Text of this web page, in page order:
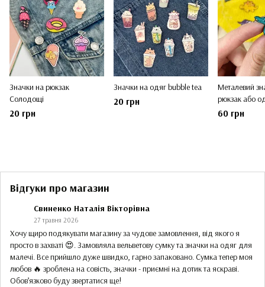
Значки на рюкзак
Солодощі
20 грн
Значки на одяг bubble tea
20 грн
Металевий
рюкзак або
60 грн
Відгуки про магазин
Свиненко Наталія Вікторівна
27 травня 2026
Хочу щиро подякувати магазину за чудове замовлення, від якого я
просто в захваті 😍. Замовляла вельветову сумку та значки на одяг для
малечі. Все прийшло дуже швидко, гарно запаковано. Сумка тепер моя
любов 🔥 зроблена на совість, значки - приємні на дотик та яскраві.
Обов’язково буду звертатися ще!